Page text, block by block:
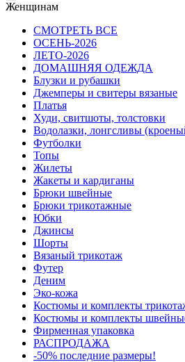
Женщинам
СМОТРЕТЬ ВСЕ
ОСЕНЬ-2026
ЛЕТО-2026
ДОМАШНЯЯ ОДЕЖДА
Блузки и рубашки
Джемперы и свитеры вязаные
Платья
Худи, свитшоты, толстовки
Водолазки, лонгсливы
Футболки
Топы
Жилеты
Жакеты и кардиганы
Брюки швейные
Брюки трикотажные
Юбки
Джинсы
Шорты
Вязаный трикотаж
Футер
Деним
Эко-кожа
Костюмы и комплекты
Костюмы и комплекты
Фирменная упаковка
РАСПРОДАЖА
-50% последние размеры!